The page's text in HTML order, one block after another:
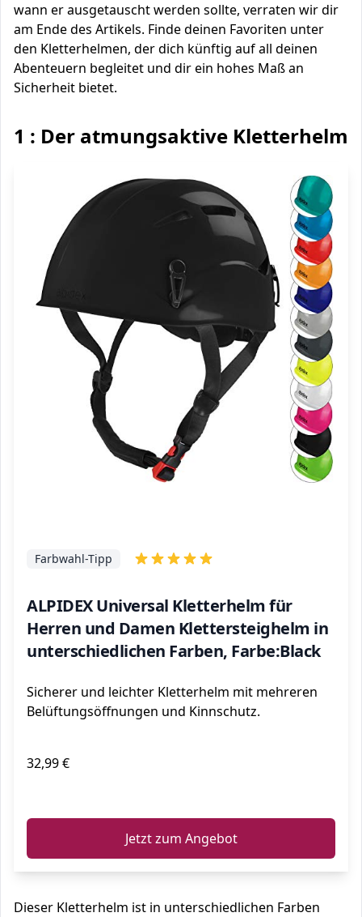
wann er ausgetauscht werden sollte, verraten wir dir
am Ende des Artikels. Finde deinen Favoriten unter
den Kletterhelmen, der dich künftig auf all deinen
Abenteuern begleitet und dir ein hohes Maß an
Sicherheit bietet.
1 : Der atmungsaktive Kletterhelm
ALPIDEX Universal Kletterhelm für
Herren und Damen Klettersteighelm in
unterschiedlichen Farben, Farbe:Black
Farbwahl-Tipp
Sicherer und leichter Kletterhelm mit mehreren
Belüftungsöffnungen und Kinnschutz.
32,99 €
Jetzt zum Angebot
Dieser Kletterhelm ist in unterschiedlichen Farben